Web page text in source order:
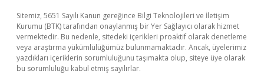
Sitemiz, 5651 Sayılı Kanun gereğince Bilgi Teknolojileri ve İletişim
Kurumu (BTK) tarafından onaylanmış bir Yer Sağlayıcı olarak hizmet
vermektedir. Bu nedenle, sitedeki içerikleri proaktif olarak denetleme
veya araştırma yükümlülüğümüz bulunmamaktadır. Ancak, üyelerimiz
yazdıkları içeriklerin sorumluluğunu taşımakta olup, siteye üye olarak
bu sorumluluğu kabul etmiş sayılırlar.